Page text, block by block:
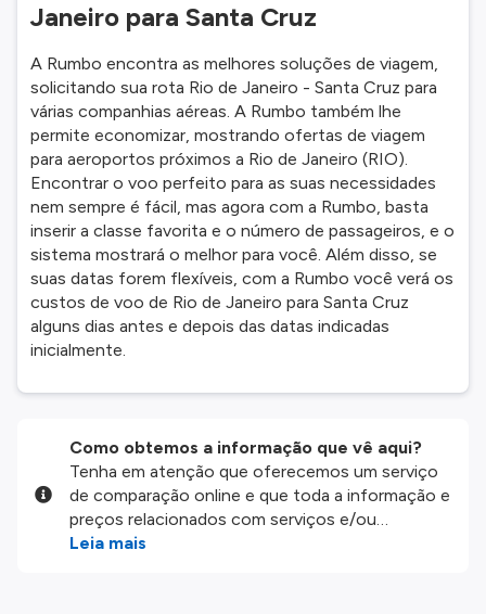
Janeiro para Santa Cruz
A Rumbo encontra as melhores soluções de viagem,
solicitando sua rota Rio de Janeiro - Santa Cruz para
várias companhias aéreas. A Rumbo também lhe
permite economizar, mostrando ofertas de viagem
para aeroportos próximos a Rio de Janeiro (RIO).
Encontrar o voo perfeito para as suas necessidades
nem sempre é fácil, mas agora com a Rumbo, basta
inserir a classe favorita e o número de passageiros, e o
sistema mostrará o melhor para você. Além disso, se
suas datas forem flexíveis, com a Rumbo você verá os
custos de voo de Rio de Janeiro para Santa Cruz
alguns dias antes e depois das datas indicadas
inicialmente.
Como obtemos a informação que vê aqui?
Tenha em atenção que oferecemos um serviço
de comparação online e que toda a informação e
preços relacionados com serviços e/ou
produtos disponíveis no nosso website são
Leia mais